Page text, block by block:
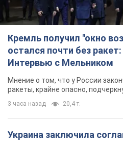
Кремль получил "окно
остался почти без
Интервью с Мельником
Мнение о том, что у России
ракеты, крайне опасно,
3 часа назад 20,4 т.
Украина заключила